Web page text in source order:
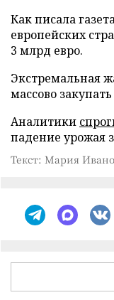
Как писала
европейских
3 млрд евро.
Экстремальная
массово
Аналитики
падение урожая
Текст: Мария